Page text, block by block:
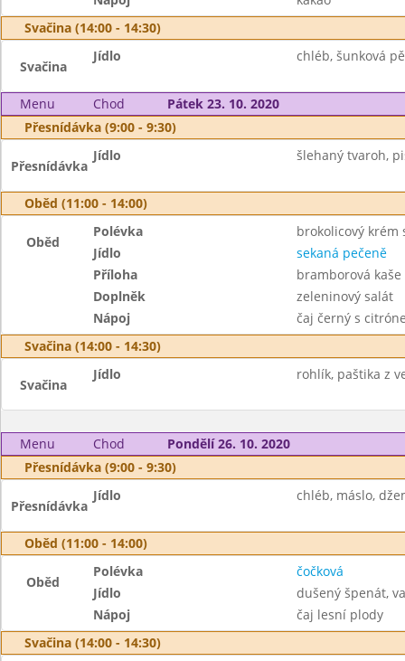
Svačina (14:00 - 14:30)
Svačina
Jídlo chléb, šunková
Menu Chod
Pátek 23. 10. 2020
Přesnídávka (9:00 - 9:30)
Přesnídávka
Jídlo šlehaný tvaroh,
Oběd (11:00 - 14:00)
Oběd
Polévka
brokolicový krém
Jídlo
sekaná pečeně
Příloha
bramborová kaše
Doplněk
zeleninový salát
Nápoj
čaj černý s
Svačina (14:00 - 14:30)
Svačina
Jídlo rohlík, paštika z
Menu Chod
Pondělí 26. 10. 2020
Přesnídávka (9:00 - 9:30)
Přesnídávka
Jídlo chléb, máslo,
Oběd (11:00 - 14:00)
Oběd
Polévka
čočková
Jídlo
dušený špenát,
Nápoj
čaj lesní plody
Svačina (14:00 - 14:30)